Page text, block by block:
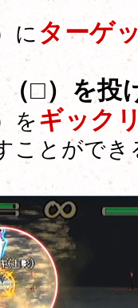
に ターゲ
□）を投
を ギック
ことができ